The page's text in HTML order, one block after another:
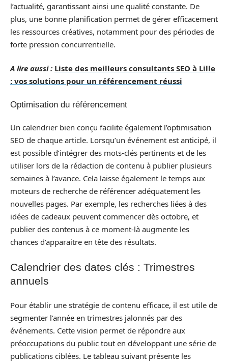
l’actualité, garantissant ainsi une qualité constante. De
plus, une bonne planification permet de gérer efficacement
les ressources créatives, notamment pour des périodes de
forte pression concurrentielle.
A lire aussi : Liste des meilleurs consultants SEO à Lille
: vos solutions pour un référencement réussi
Optimisation du référencement
Un calendrier bien conçu facilite également l’optimisation
SEO de chaque article. Lorsqu’un événement est anticipé, il
est possible d’intégrer des mots-clés pertinents et de les
utiliser lors de la rédaction de contenu à publier plusieurs
semaines à l’avance. Cela laisse également le temps aux
moteurs de recherche de référencer adéquatement les
nouvelles pages. Par exemple, les recherches liées à des
idées de cadeaux peuvent commencer dès octobre, et
publier des contenus à ce moment-là augmente les
chances d’apparaitre en tête des résultats.
Calendrier des dates clés : Trimestres
annuels
Pour établir une stratégie de contenu efficace, il est utile de
segmenter l’année en trimestres jalonnés par des
événements. Cette vision permet de répondre aux
préoccupations du public tout en développant une série de
publications ciblées. Le tableau suivant présente les